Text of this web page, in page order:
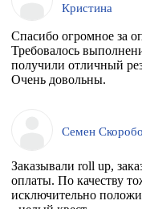
Кристина
Спасибо огромное за
Требовалось
получили отличный
Очень довольны.
Семен
Заказывали roll up,
оплаты. По качеству
исключительно